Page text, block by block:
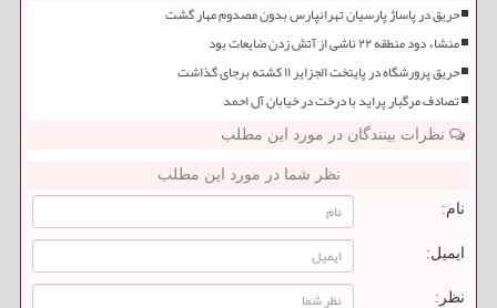
حریق در پاساژ پارسیان تهرانپارس بدون مصدوم مهار گشت
منشاء دود منطقه ۲۲ ناشی از آتش زدن ضایعات بود
حریق پرورشگاه در پایتخت الجزایر ۱۱ کشته برجای گذاشت
تصادف مرگبار پراید با درخت در خیابان آل احمد
نظرات بینندگان در مورد این مطلب
نظر شما در مورد این مطلب
نام:
ایمیل:
نظر: